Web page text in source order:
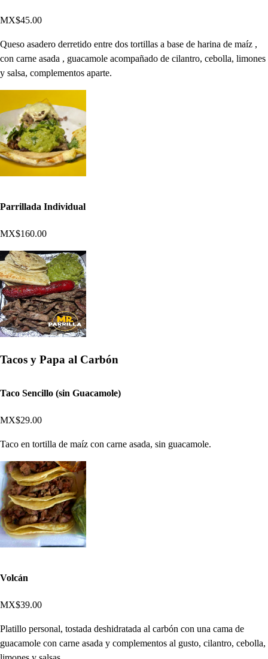
MX$45.00
Queso asadero derretido entre dos tortillas a base de harina de maíz ,
con carne asada , guacamole acompañado de cilantro, cebolla, limones
y salsa, complementos aparte.
Parrillada Individual
MX$160.00
Tacos y Papa al Carbón
Taco Sencillo (sin Guacamole)
MX$29.00
Taco en tortilla de maíz con carne asada, sin guacamole.
Volcán
MX$39.00
Platillo personal, tostada deshidratada al carbón con una cama de
guacamole con carne asada y complementos al gusto, cilantro, cebolla,